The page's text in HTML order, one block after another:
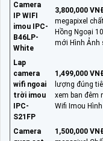
Camera
IP WIFI
imou IPC-
B46LP-
White
3,800,000
megapixel
Hồng Ngoại
mới Hình Ảnh
Lap
camera
wifi ngoai
trời imou
IPC-
S21FP
1,499,000
lượng đúng
xem ban đêm
Wifi Imou
Camera
1,500,000